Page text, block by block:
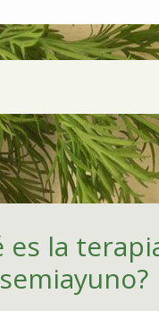
es la
semiayuno?